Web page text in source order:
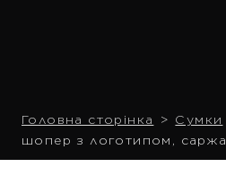
Головна сторінка Сумки
шопер з логотипом, саржа